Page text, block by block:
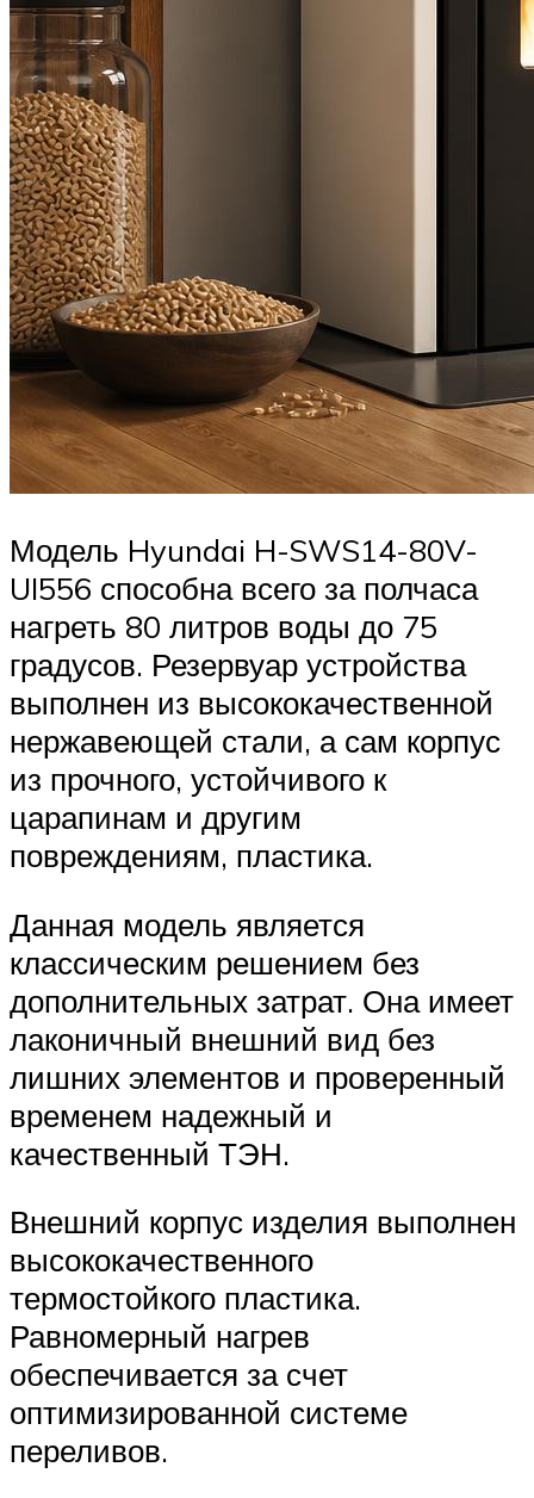
Модель Hyundai H-SWS14-80V-
UI556 способна всего за полчаса
нагреть 80 литров воды до 75
градусов. Резервуар устройства
выполнен из высококачественной
нержавеющей стали, а сам корпус
из прочного, устойчивого к
царапинам и другим
повреждениям, пластика.
Данная модель является
классическим решением без
дополнительных затрат. Она имеет
лаконичный внешний вид без
лишних элементов и проверенный
временем надежный и
качественный ТЭН.
Внешний корпус изделия выполнен
высококачественного
термостойкого пластика.
Равномерный нагрев
обеспечивается за счет
оптимизированной системе
переливов.